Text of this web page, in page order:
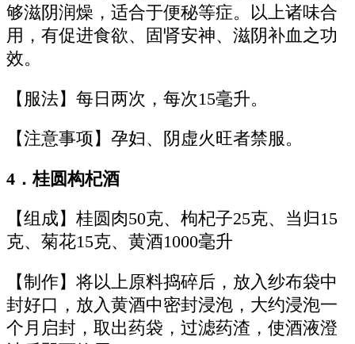
够滋阴润燥，适合于便秘等症。以上诸味合
用，有促进食欲、固肾安神、滋阴补血之功
效。
【服法】每日两次，每次15毫升。
【注意事项】孕妇、阴虚火旺者禁服。
4．桂圆构杞酒
【组成】桂圆肉50克、枸杞子25克、当归15
克、菊花15克、黄酒1000毫升
【制作】将以上原料捣碎后，放入纱布袋中
封好口，放入黄酒中密封浸泡，大约浸泡一
个月启封，取出药袋，过滤药渣，使酒液澄